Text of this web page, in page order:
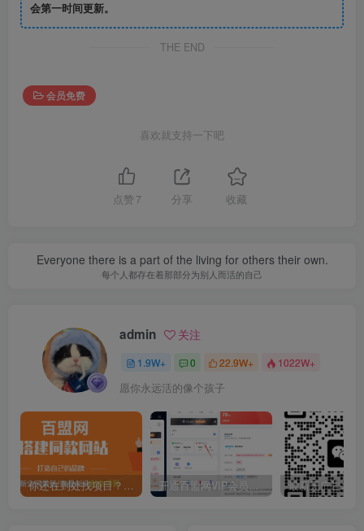
会第一时间更新。
THE END
会员免费
喜欢就支持一下吧
点赞 7 分享 收藏
Everyone there is a part of the living for others their own.
每个人都存在着那部分为别人而活的自己
admin 关注
1.9W+ 0 22.9W+ 1022W+
愿你永远活的像个孩子
你还在到处找项目？还在当韭菜？我靠卖项目一个月收入5万+，曾经我也是个失败者。 开通百盟网VIP会员，尊享全站资源免费下载，享70%的推广提成！！【限时五折优惠】